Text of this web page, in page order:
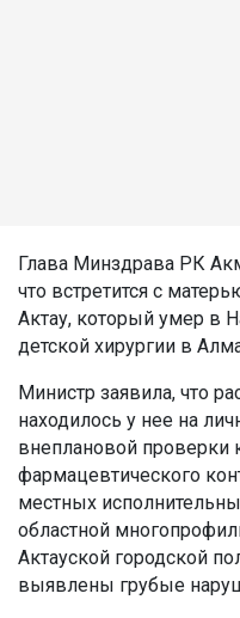
Глава Минздрава РК
что встретится с
Актау, который умер в
детской хирургии в
Министр заявила, что
находилось у нее на
внеплановой проверки
фармацевтического
местных
областной
Актауской городской
выявлены грубые